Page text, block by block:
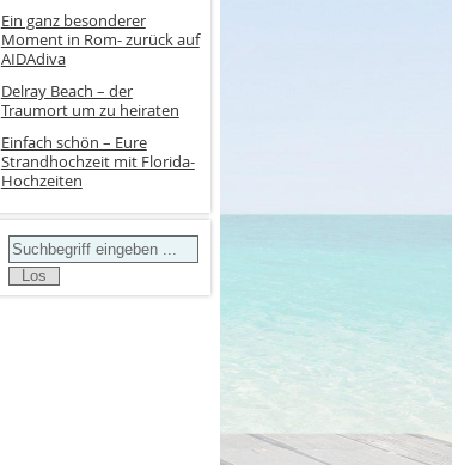
Ein ganz besonderer
Moment in Rom- zurück auf
AIDAdiva
Delray Beach – der
Traumort um zu heiraten
Einfach schön – Eure
Strandhochzeit mit Florida-
Hochzeiten
Search